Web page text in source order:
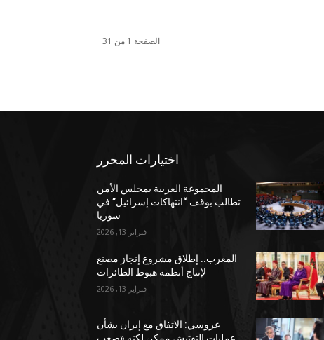
الصفحة 1 من 31
اختيارات المحرر
المجموعة العربية بمجلس الأمن
تطالب بوقف “انتهاكات إسرائيل” في
سوريا
فبراير 13, 2026
المغرب.. إطلاق مشروع إنجاز مصنع
لإنتاج أنظمة هبوط الطائرات
فبراير 13, 2026
غروسي: الاتفاق مع إيران بشأن